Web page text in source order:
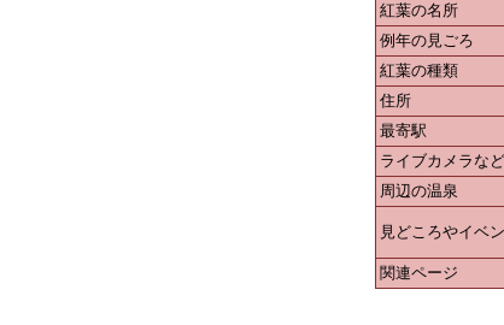
紅葉の名所
例年の見ごろ
紅葉の種類
住所
最寄駅
ライブカメラなど
周辺の温泉
見どころやイベ
関連ページ